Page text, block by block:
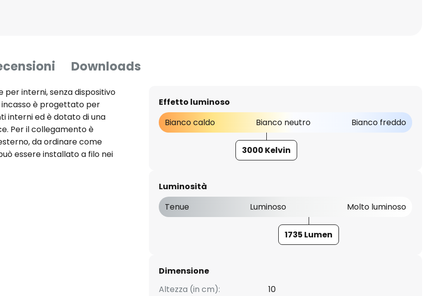
Downloads
per interni, senza dispositivo
incasso è progettato per
interni ed è dotato di una
Per il collegamento è
da ordinare come
essere installato a filo nei
Effetto luminoso
Bianco caldo
Bianco neutro Bianco freddo
3000 Kelvin
Luminosità
Tenue
Luminoso Molto luminoso
1735 Lumen
Dimensione
Altezza (in cm):
10